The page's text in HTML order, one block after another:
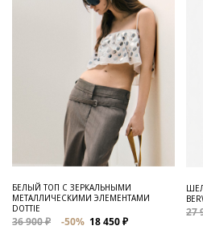
БЕЛЫЙ ТОП С ЗЕРКАЛЬНЫМИ
МЕТАЛЛИЧЕСКИМИ ЭЛЕМЕНТАМИ
DOTTIE
36 900 ₽ -50% 18 450 ₽
27